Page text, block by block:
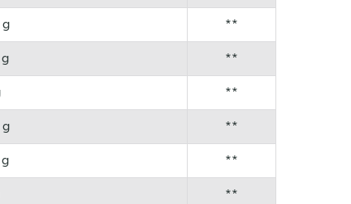
**
**
**
**
**
**